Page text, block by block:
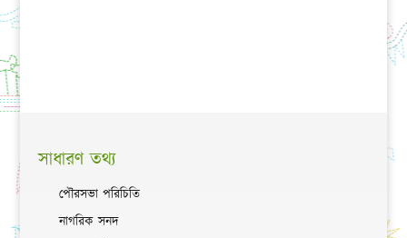
সাধারণ তথ্য
পৌরসভা পরিচিতি
নাগরিক সনদ